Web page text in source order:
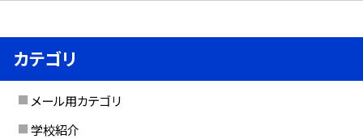
カテゴリ
メール用カテゴリ
学校紹介